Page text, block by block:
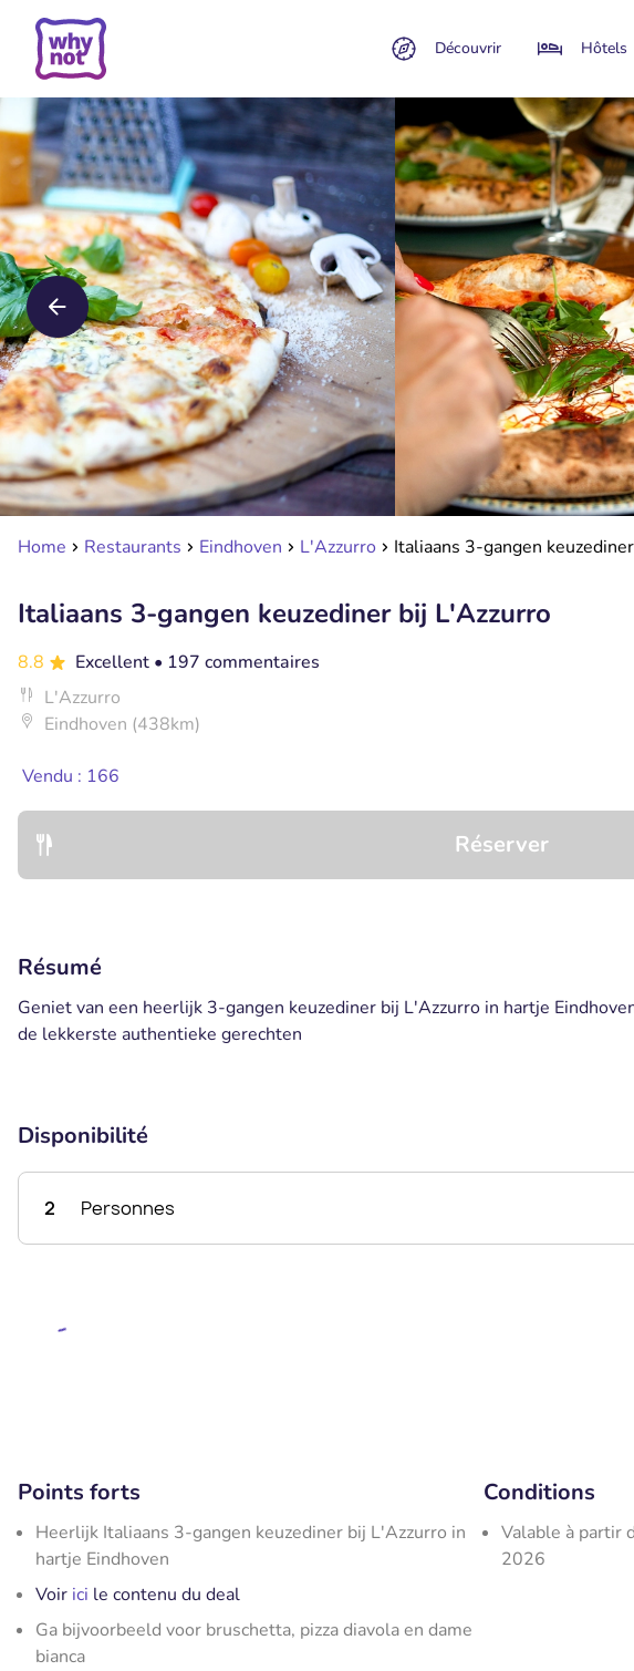
Découvrir Hôtels
Home Restaurants Eindhoven L'Azzurro Italiaans 3-gangen
Italiaans 3-gangen keuzediner bij L'Azzurro
8.8 Excellent • 197 commentaires
L'Azzurro
Eindhoven (438km)
Vendu : 166
Réserver
Résumé
Geniet van een heerlijk 3-gangen keuzediner bij L'Azzurro in hartje
de lekkerste authentieke gerechten
Disponibilité
2 Personnes
Points forts
Heerlijk Italiaans 3-gangen keuzediner bij L'Azzurro in
hartje Eindhoven
Voir ici le contenu du deal
Ga bijvoorbeeld voor bruschetta, pizza diavola en dame
bianca
Conditions
Valable à partir
2026